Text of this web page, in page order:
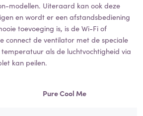
modellen. Uiteraard kan ook deze
en wordt er een afstandsbediening
toevoeging is, is de Wi-Fi of
connect de ventilator met de speciale
als de luchtvochtigheid via
kan peilen.
Pure Cool Me